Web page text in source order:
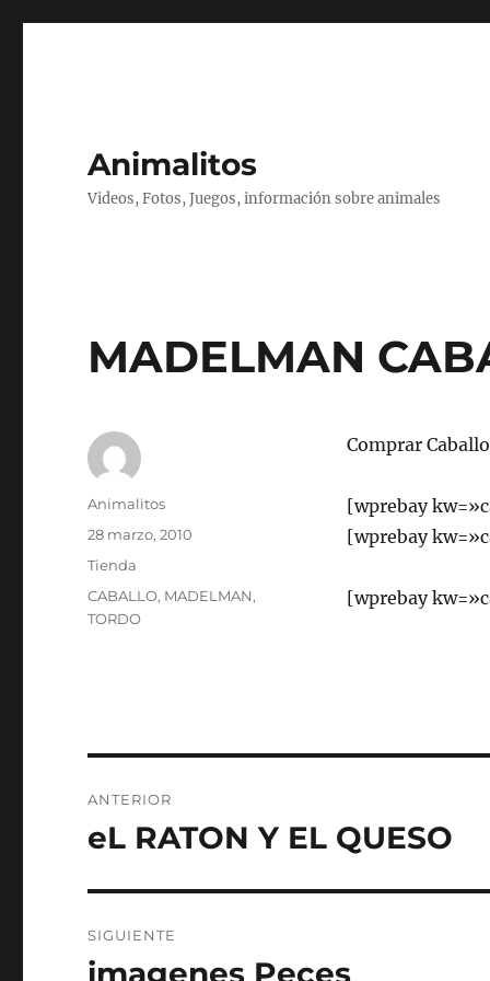
Animalitos
Videos, Fotos, Juegos, información sobre animales
MADELMAN
Comprar Caballo
[wprebay
[wprebay
[wprebay
Autor
Animalitos
Publicado
el
28 marzo, 2010
Categorías
Tienda
Etiquetas
CABALLO, MADELMAN,
TORDO
de
ANTERIOR
Entrada
eL RATON Y EL QUESO
SIGUIENTE
Entrada
imagenes Peces